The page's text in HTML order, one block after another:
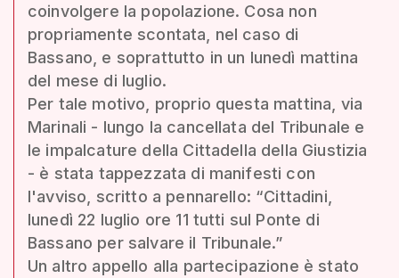
coinvolgere la popolazione. Cosa non
propriamente scontata, nel caso di
Bassano, e soprattutto in un lunedì mattina
del mese di luglio.
Per tale motivo, proprio questa mattina, via
Marinali - lungo la cancellata del Tribunale e
le impalcature della Cittadella della Giustizia
- è stata tappezzata di manifesti con
l'avviso, scritto a pennarello: “Cittadini,
lunedì 22 luglio ore 11 tutti sul Ponte di
Bassano per salvare il Tribunale.”
Un altro appello alla partecipazione è stato